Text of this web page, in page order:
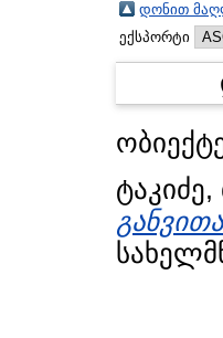
დონით
ექსპორტი